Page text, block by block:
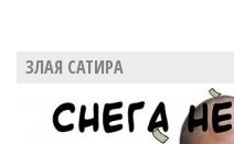
ЗЛАЯ САТИРА